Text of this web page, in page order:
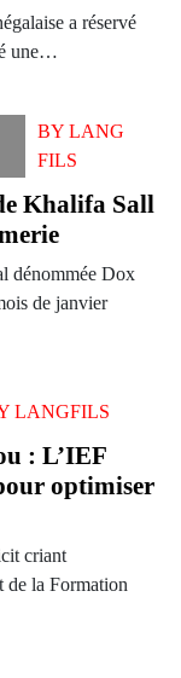
a réservé
une…
BY LANG
FILS
Khalifa Sall
dénommée Dox
de janvier
LANGFILS
: L’IEF
optimiser
criant
de la Formation